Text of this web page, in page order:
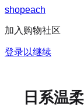
shopeach
加入购物社区
登录以继续
日系温